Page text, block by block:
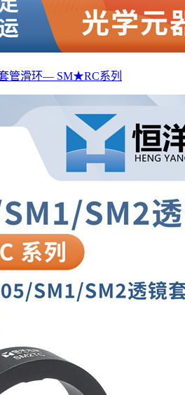
管滑环— SM★RC系列